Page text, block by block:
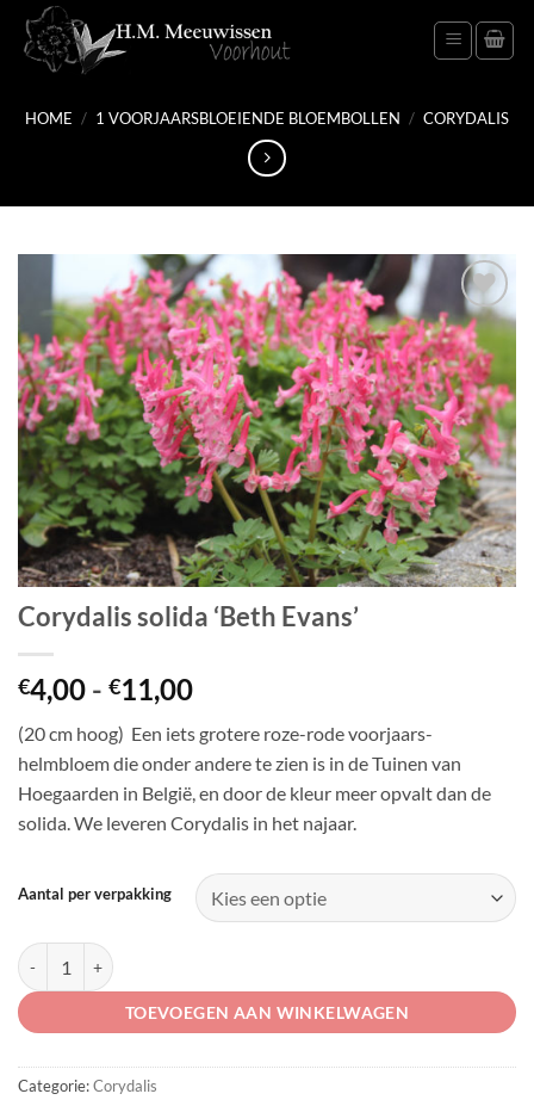
naar
inhoud
HOME / 1 VOORJAARSBLOEIENDE BLOEMBOLLEN / CORYDALIS
Toevoegen
aan
verlanglijst
Corydalis solida ‘Beth Evans’
€4,00 - €11,00Prijsklasse:
tot
€11,00
(20 cm hoog) Een iets grotere roze-rode voorjaars-
helmbloem die onder andere te zien is in de Tuinen van
Hoegaarden in België, en door de kleur meer opvalt dan de
solida. We leveren Corydalis in het najaar.
Aantal per verpakking
Corydalis solida 'Beth Evans' aantal
TOEVOEGEN AAN WINKELWAGEN
Categorie:Corydalis